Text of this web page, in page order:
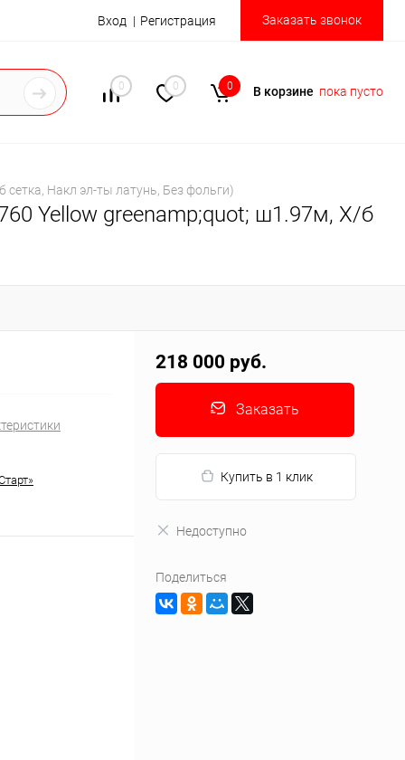
Вход Регистрация Заказать звонок
0 0 0 В корзине пока пусто
Накл эл-ты латунь, Без фольги)
Yellow greenamp;quot; ш1.97м, Х/б
218 000 руб.
Заказать
Купить в 1 клик
Недоступно
Поделиться